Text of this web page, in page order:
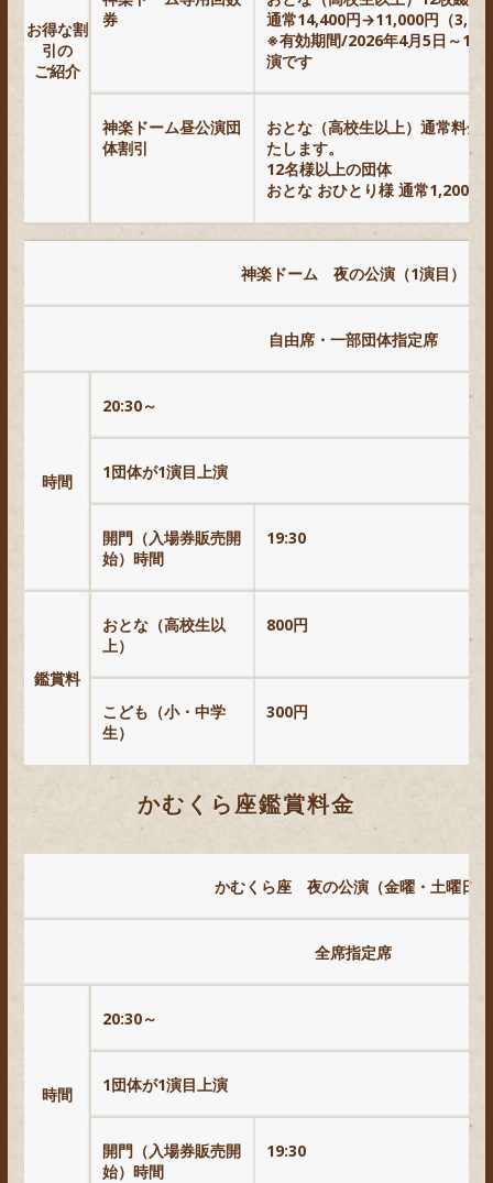
お得な割
引の
ご紹介
券
通常14,400円→11,000円（
※有効期間/2026年4月5日～11
演です
神楽ドーム昼公演団
体割引
おとな（高校生以上）通常料金
たします。
12名様以上の団体
おとな おひとり様 通常1,200
神楽ドーム 夜の公演（1演目）
自由席・一部団体指定席
時間
20:30～
1団体が1演目上演
開門（入場券販売開
始）時間
19:30
鑑賞料
おとな（高校生以
上）
800円
こども（小・中学
生）
300円
かむくら座鑑賞料金
かむくら座 夜の公演（金曜・土曜日）
全席指定席
時間
20:30～
1団体が1演目上演
開門（入場券販売開
始）時間
19:30